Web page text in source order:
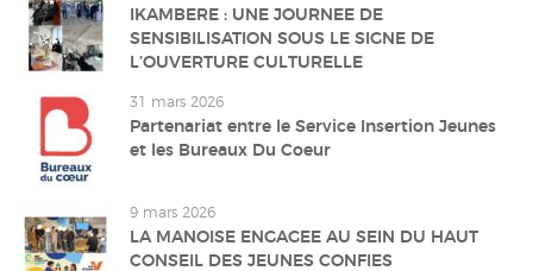
IKAMBERE : UNE JOURNEE DE
SENSIBILISATION SOUS LE SIGNE DE
L’OUVERTURE CULTURELLE
31 mars 2026
Partenariat entre le Service Insertion Jeunes
et les Bureaux Du Coeur
9 mars 2026
LA MANOISE ENGAGEE AU SEIN DU HAUT
CONSEIL DES JEUNES CONFIES